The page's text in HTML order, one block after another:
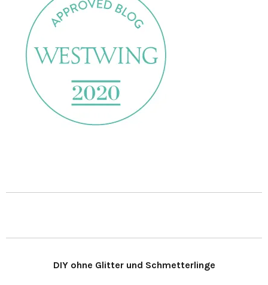
DIY ohne Glitter und Schmetterlinge